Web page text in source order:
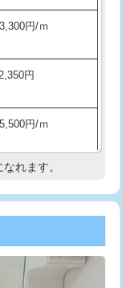
円
円
円
円
場見積
円
円
円
円
円
円/ｍ
円
円/ｍ
地調査
円
れます。